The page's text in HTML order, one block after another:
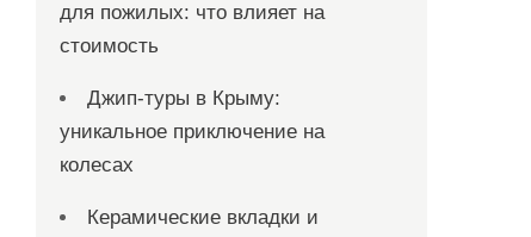
для пожилых: что влияет на
стоимость
Джип-туры в Крыму:
уникальное приключение на
колесах
Керамические вкладки и